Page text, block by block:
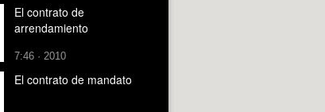
arrendador y del
arrendatario, duración y
El contrato de
arrendamiento
7:46 · 2010
El contrato de mandato